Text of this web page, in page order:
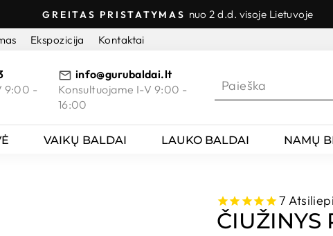
Sustabdyti
GREITAS PRISTATYMAS nuo 2 d.d. visoje Lietuvoje
Ekspozicija Kontaktai
9:00 -
info@gurubaldai.lt
Konsultuojame I-V 9:00 -
16:00
VAIKŲ BALDAI LAUKO BALDAI NAMŲ
7
ČIUŽINYS